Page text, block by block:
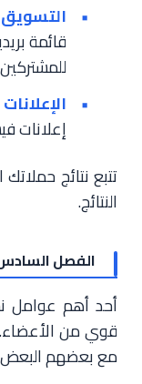
التسويق
قائمة
إعلانات
تتبع نتائج
النتائج.
الفصل
أحد أهم عوامل
قوي من
مع بعضهم